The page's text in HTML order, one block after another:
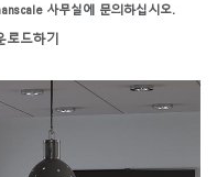
사무실에 문의하십시오.
로드하기